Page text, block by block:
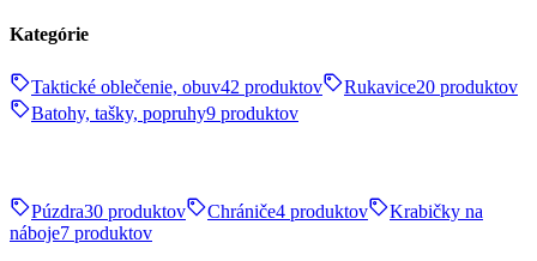
Kategórie
Taktické oblečenie, obuv42 produktov Rukavice20 produktov
Batohy, tašky, popruhy9 produktov
Púzdra30 produktov Chrániče4 produktov
Krabičky na
náboje7 produktov